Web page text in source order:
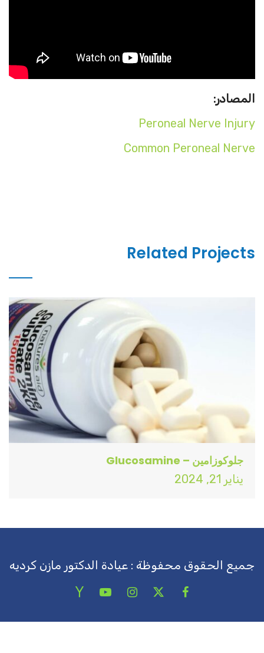
المصادر:
Peroneal Nerve Injury
Common Peroneal Nerve
Related Projects
جلوكوزامين – Glucosamine
يناير 21, 2024
جميع الحقوق محفوظة : عيادة الدكتور مازن كرديه